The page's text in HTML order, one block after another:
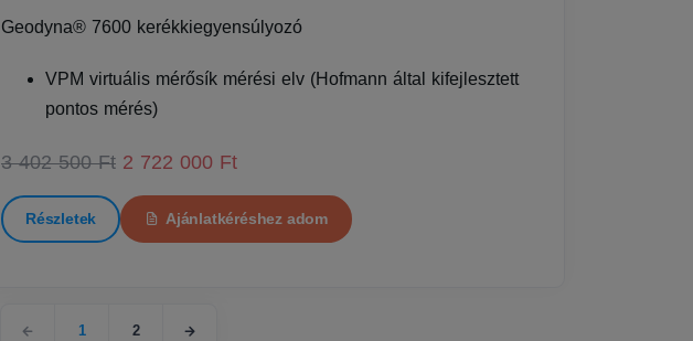
Geodyna® 7600 kerékkiegyensúlyozó
VPM virtuális mérősík mérési elv (Hofmann által kifejlesztett
pontos mérés)
3 402 500 Ft 2 722 000 Ft
Részletek Ajánlatkéréshez adom
1 2